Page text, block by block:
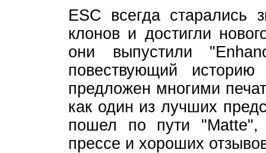
ESC всегда старались
клонов и достигли
они выпустили
повествующий
предложен многими
как один из лучших
пошел по пути "Matte",
прессе и хороших